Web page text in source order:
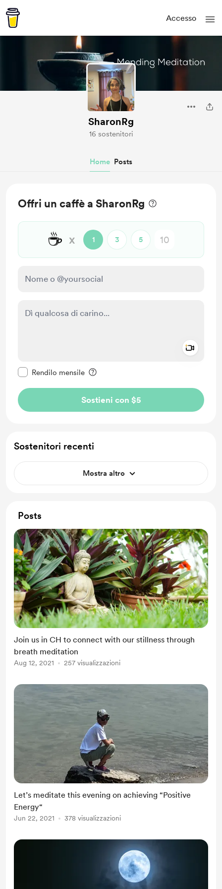
Accesso
SharonRg
16 sostenitori
Home Posts
Offri un caffè a SharonRg
☕ x 1 3 5
Rendilo mensile
Sostieni con $5
Sostenitori recenti
Mostra altro
Posts
Join us in CH to connect with our stillness through
breath meditation
Aug 12, 2021 257 visualizzazioni
Let’s meditate this evening on achieving “Positive
Energy“
Jun 22, 2021 378 visualizzazioni